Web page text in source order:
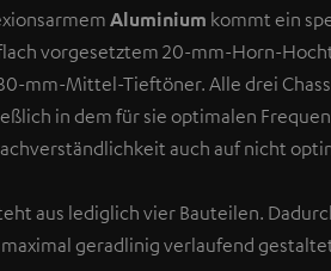
Aluminium kommt ein
vorgesetztem 20-mm-Horn-
mm-Mittel-Tieftöner. Alle drei
in dem für sie optimalen
auch auf nicht
aus lediglich vier Bauteilen.
geradlinig verlaufend